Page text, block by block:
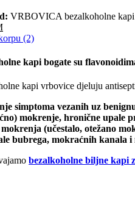
VRBOVICA bezalkoholne
(2)
kapi bogate su
kapi vrbovice djeluju
simptoma vezanih uz
mokrenje, hronične upale
(učestalo, otežano
bubrega, mokraćnih kanala
bezalkoholne biljne